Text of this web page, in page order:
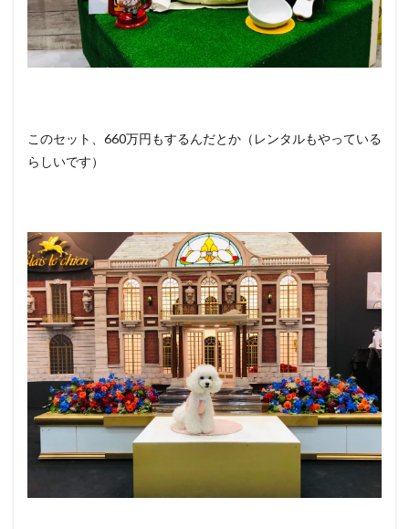
このセット、660万円もするんだとか（レンタルもやっている
らしいです）